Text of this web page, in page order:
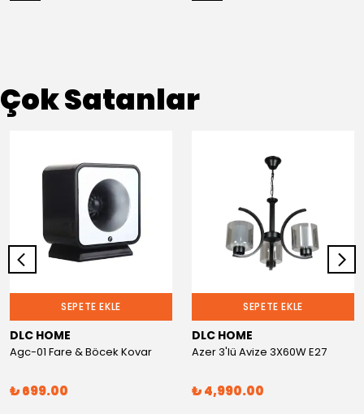
Çok Satanlar
SEPETE EKLE
DLC HOME
Agc-01 Fare & Böcek Kovar
₺ 699.00
SEPETE EKLE
DLC HOME
Azer 3'lü Avize 3X60W E27
₺ 4,990.00